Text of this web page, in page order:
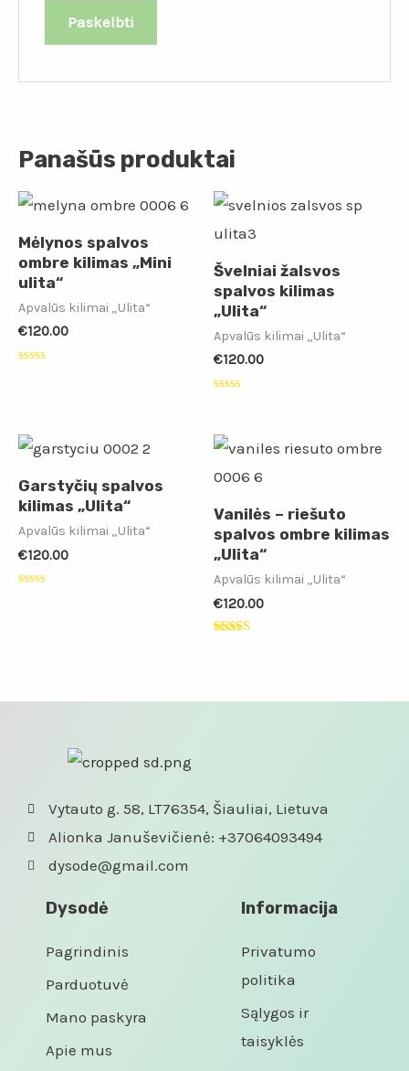
Panašūs produktai
Mėlynos spalvos
ombre kilimas „Mini
ulita“
Apvalūs kilimai „Ulita“
€120.00
Švelniai žalsvos
spalvos kilimas
„Ulita“
Apvalūs kilimai „Ulita“
€120.00
5
Garstyčių spalvos
kilimas „Ulita“
Apvalūs kilimai „Ulita“
€120.00
Vanilės – riešuto
spalvos ombre kilimas
„Ulita“
Apvalūs kilimai „Ulita“
€120.00
Vytauto g. 58, LT76354, Šiauliai, Lietuva
Alionka Januševičienė: +37064093494
dysode@gmail.com
Dysodė
Pagrindinis
Parduotuvė
Mano paskyra
Apie mus
Informacija
Privatumo
politika
Sąlygos ir
taisyklės